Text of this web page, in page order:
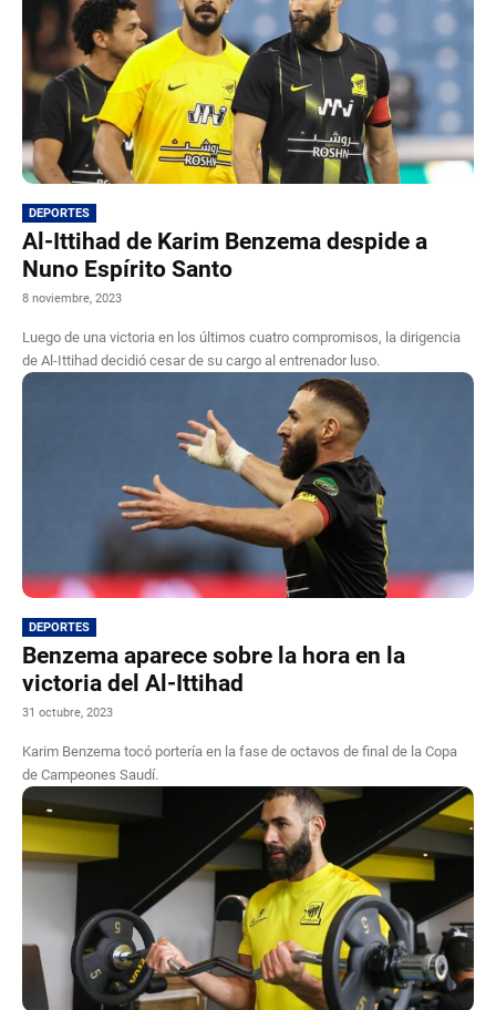
DEPORTES
Al-Ittihad de Karim Benzema despide a
Nuno Espírito Santo
8 noviembre, 2023
Luego de una victoria en los últimos cuatro compromisos, la dirigencia
de Al-Ittihad decidió cesar de su cargo al entrenador luso.
DEPORTES
Benzema aparece sobre la hora en la
victoria del Al-Ittihad
31 octubre, 2023
Karim Benzema tocó portería en la fase de octavos de final de la Copa
de Campeones Saudí.